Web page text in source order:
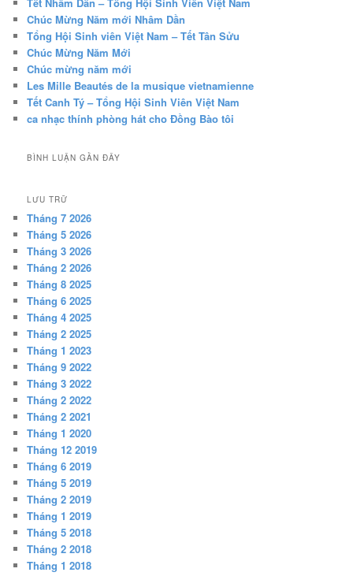
Chúc Mừng Năm mới Nhâm Dần
Tổng Hội Sinh viên Việt Nam – Tết Tân Sửu
Chúc Mừng Năm Mới
Chúc mừng năm mới
Les Mille Beautés de la musique vietnamienne
Tết Canh Tý – Tổng Hội Sinh Viên Việt Nam
ca nhạc thính phòng hát cho Đồng Bào tôi
BÌNH LUẬN GẦN ĐÂY
LƯU TRỮ
Tháng 7 2026
Tháng 5 2026
Tháng 3 2026
Tháng 2 2026
Tháng 8 2025
Tháng 6 2025
Tháng 4 2025
Tháng 2 2025
Tháng 1 2023
Tháng 9 2022
Tháng 3 2022
Tháng 2 2022
Tháng 2 2021
Tháng 1 2020
Tháng 12 2019
Tháng 6 2019
Tháng 5 2019
Tháng 2 2019
Tháng 1 2019
Tháng 5 2018
Tháng 2 2018
Tháng 1 2018